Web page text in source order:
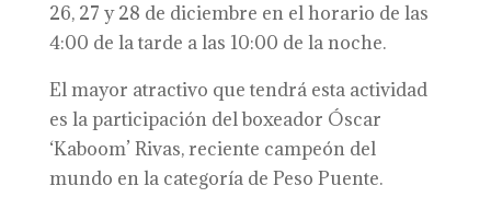
26, 27 y 28 de diciembre en el horario de las
4:00 de la tarde a las 10:00 de la noche.
El mayor atractivo que tendrá esta actividad
es la participación del boxeador Óscar
‘Kaboom’ Rivas, reciente campeón del
mundo en la categoría de Peso Puente.